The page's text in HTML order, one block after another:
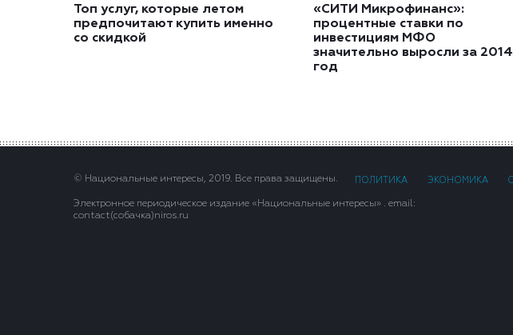
Топ услуг, которые летом
предпочитают купить именно
со скидкой
«СИТИ Микрофинанс»:
процентные ставки по
инвестициям МФО
значительно выросли за 2014
год
© Национальные интересы, 2019. Все права защищены. ПОЛИТИКА ЭКОНОМИКА
Электронное периодическое издание «Национальные интересы» . email:
contact(сoбaчка)niros.ru